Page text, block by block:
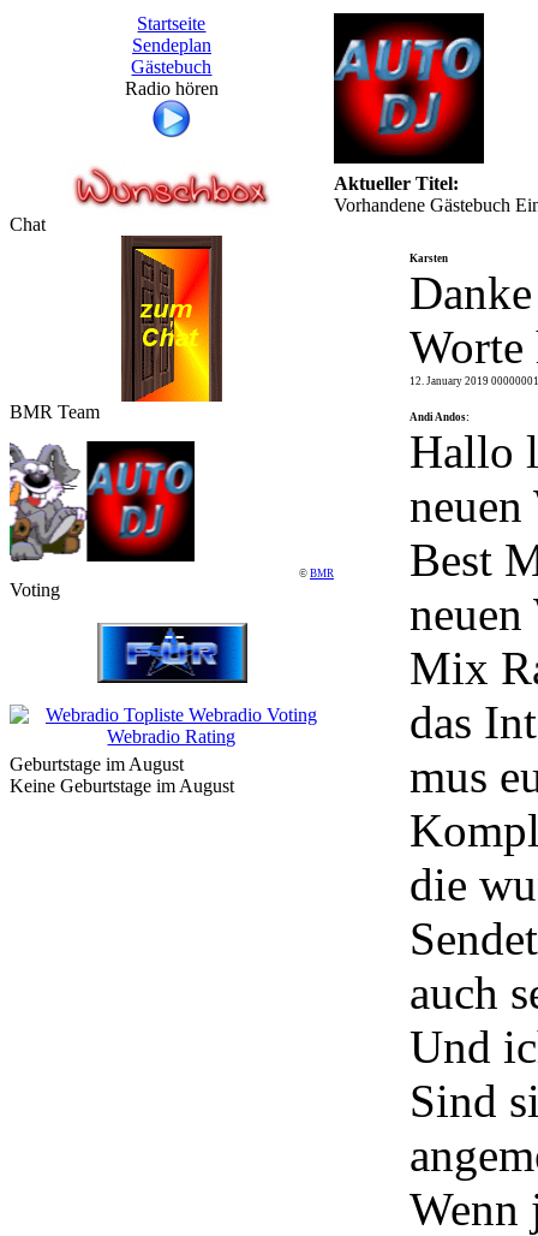
Startseite
Sendeplan
Gästebuch
Radio hören
Chat
BMR Team
© BMR
Voting
Geburtstage im August
Keine Geburtstage im August
Aktueller Titel:
Vorhandene Gästebuch
Karsten
Worte
12. January 2019
Andi Andos:
Hallo
Best
neuen
Mix
das
mus
die
auch
Und
Sind
Wenn